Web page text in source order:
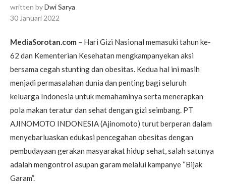
written byDwi Sarya
30 Januari 2022
MediaSorotan.com – Hari Gizi Nasional memasuki tahun ke-
62 dan Kementerian Kesehatan mengkampanyekan aksi
bersama cegah stunting dan obesitas. Kedua hal ini masih
menjadi permasalahan dunia dan penting bagi seluruh
keluarga Indonesia untuk memahaminya serta menerapkan
pola makan teratur dan sehat dengan gizi seimbang. PT
AJINOMOTO INDONESIA (Ajinomoto) turut berperan dalam
menyebarluaskan edukasi pencegahan obesitas dengan
pembudayaan gerakan masyarakat hidup sehat, salah satunya
adalah mengontrol asupan garam melalui kampanye “Bijak
Garam”.